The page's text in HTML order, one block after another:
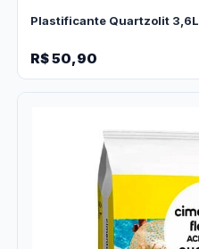
Plastificante Quartzolit 3,6L
R$ 50,90